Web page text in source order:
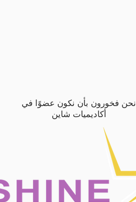
نحن فخورون بأن نكون عضوًا في
أكاديميات شاين